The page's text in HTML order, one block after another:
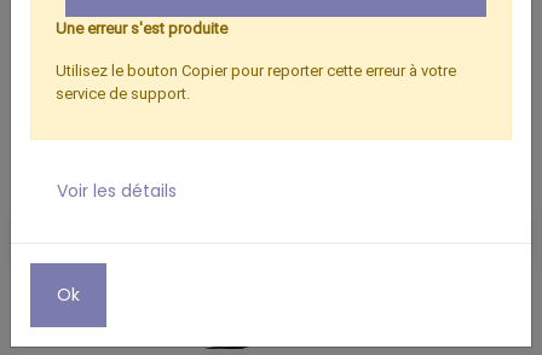
Une erreur s'est produite
Utilisez le bouton Copier pour reporter cette erreur à votre
service de support.
Voir les détails
Ok